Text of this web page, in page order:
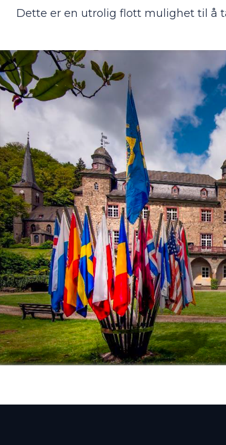
Dette er en utrolig flott mulighet til å